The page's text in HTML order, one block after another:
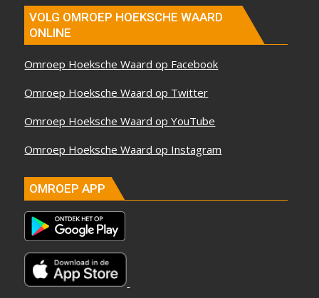
VOLG OMROEP HOEKSCHE WAARD
ONLINE
Omroep Hoeksche Waard op Facebook
Omroep Hoeksche Waard op Twitter
Omroep Hoeksche Waard op YouTube
Omroep Hoeksche Waard op Instagram
OMROEP APP